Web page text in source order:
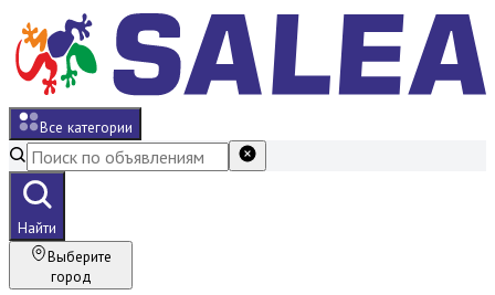
Все категории
Найти
Выберите
город